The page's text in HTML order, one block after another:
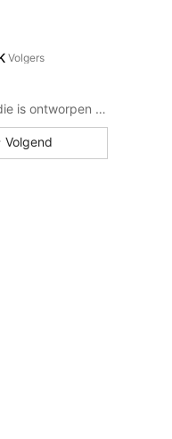
Maak je klaar om te schitteren in badkleding die is ontworpen voor elke sfeer!
Volgend